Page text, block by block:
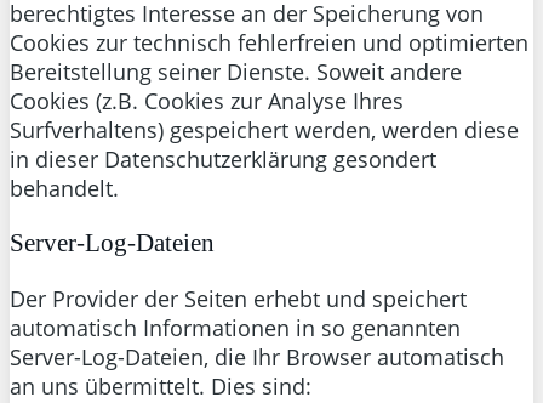
berechtigtes Interesse an der Speicherung von
Cookies zur technisch fehlerfreien und optimierten
Bereitstellung seiner Dienste. Soweit andere
Cookies (z.B. Cookies zur Analyse Ihres
Surfverhaltens) gespeichert werden, werden diese
in dieser Datenschutzerklärung gesondert
behandelt.
Server-Log-Dateien
Der Provider der Seiten erhebt und speichert
automatisch Informationen in so genannten
Server-Log-Dateien, die Ihr Browser automatisch
an uns übermittelt. Dies sind: